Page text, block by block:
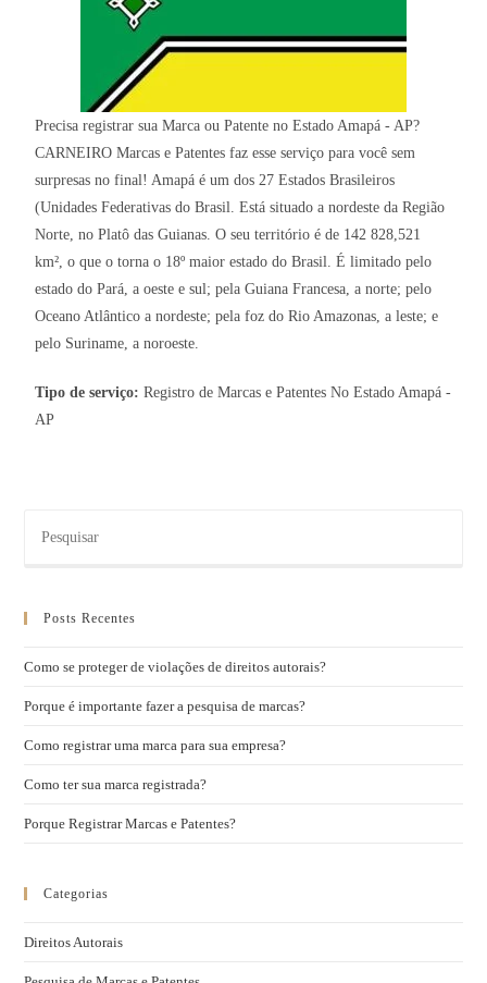
Precisa registrar sua Marca ou Patente no Estado Amapá - AP?
CARNEIRO Marcas e Patentes faz esse serviço para você sem
surpresas no final! Amapá é um dos 27 Estados Brasileiros
(Unidades Federativas do Brasil. Está situado a nordeste da Região
Norte, no Platô das Guianas. O seu território é de 142 828,521
km², o que o torna o 18º maior estado do Brasil. É limitado pelo
estado do Pará, a oeste e sul; pela Guiana Francesa, a norte; pelo
Oceano Atlântico a nordeste; pela foz do Rio Amazonas, a leste; e
pelo Suriname, a noroeste.
Tipo de serviço:Registro de Marcas e Patentes No Estado Amapá -
AP
Posts Recentes
Como se proteger de violações de direitos autorais?
Porque é importante fazer a pesquisa de marcas?
Como registrar uma marca para sua empresa?
Como ter sua marca registrada?
Porque Registrar Marcas e Patentes?
Categorias
Direitos Autorais